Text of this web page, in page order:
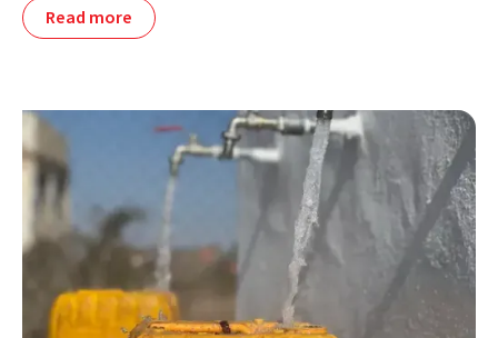
Read more